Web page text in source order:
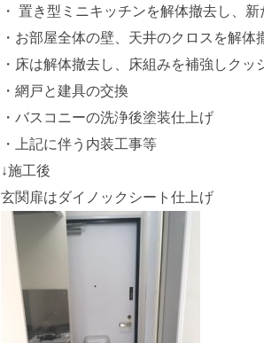
・ 置き型ミニキッチンを解体撤去し、
・お部屋全体の壁、天井のクロスを解体
・床は解体撤去し、床組みを補強しクッ
・網戸と建具の交換
・バスコニーの洗浄後塗装仕上げ
・上記に伴う内装工事等
↓施工後
玄関扉はダイノックシート仕上げ